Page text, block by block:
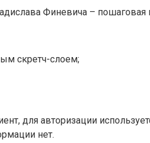
Финевича –
скретч-слоем;
для авторизации
нет.